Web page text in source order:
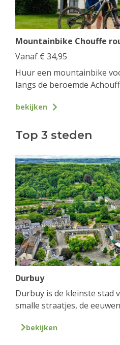
Mountainbike Chouffe
Vanaf € 34,95
Huur een mountainbike
langs de beroemde
bekijken
Top 3 steden
Durbuy
Durbuy is de kleinste stad
smalle straatjes, de
bekijken